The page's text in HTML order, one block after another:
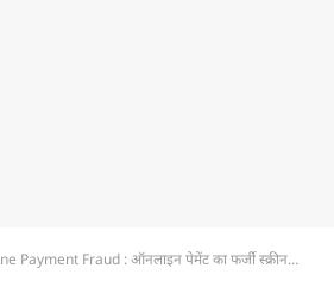
Fraud : ऑनलाइन पेमेंट का फर्जी स्क्रीनशॉट दिखाकर ठगी की कोशिश, दुकानदार की सतर्कता से भागे युवक